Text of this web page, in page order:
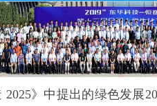
》中提出的绿色发展